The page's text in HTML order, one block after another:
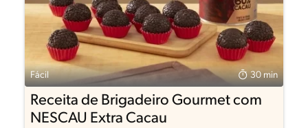
Fácil 30 min
Receita de Brigadeiro Gourmet com
NESCAU Extra Cacau